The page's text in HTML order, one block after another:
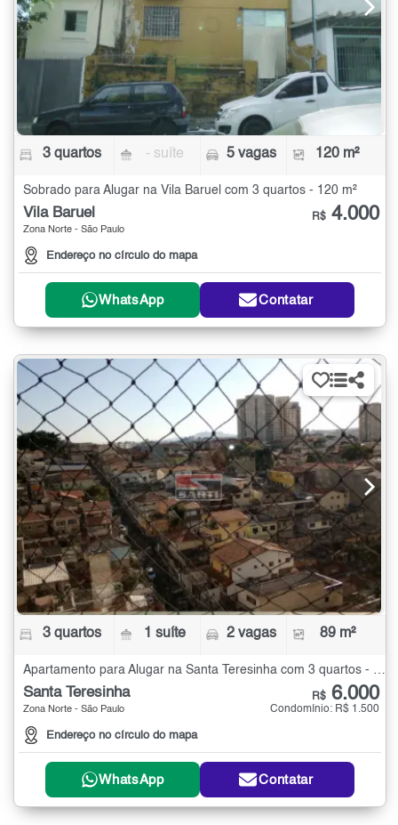
3 quartos - suíte 5 vagas 120 m²
Sobrado para Alugar na Vila Baruel com 3 quartos - 120 m²
Vila Baruel
Zona Norte - São Paulo
Endereço no círculo do mapa
R$ 4.000
WhatsApp Contatar
3 quartos 1 suíte 2 vagas 89 m²
Apartamento para Alugar na Santa Teresinha com 3 quartos - 89 m²
Santa Teresinha
Zona Norte - São Paulo
Endereço no círculo do mapa
R$ 6.000
Condomínio: R$ 1.500
WhatsApp Contatar